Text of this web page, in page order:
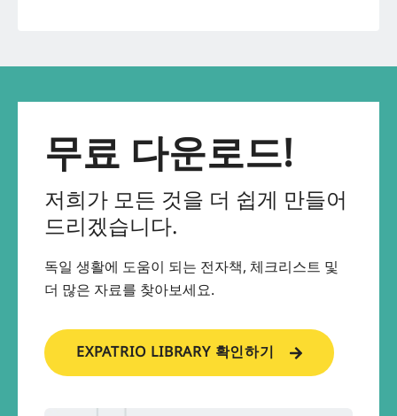
무료 다운로드!
저희가 모든 것을 더 쉽게 만들어
드리겠습니다.
독일 생활에 도움이 되는 전자책, 체크리스트 및
더 많은 자료를 찾아보세요.
EXPATRIO LIBRARY 확인하기